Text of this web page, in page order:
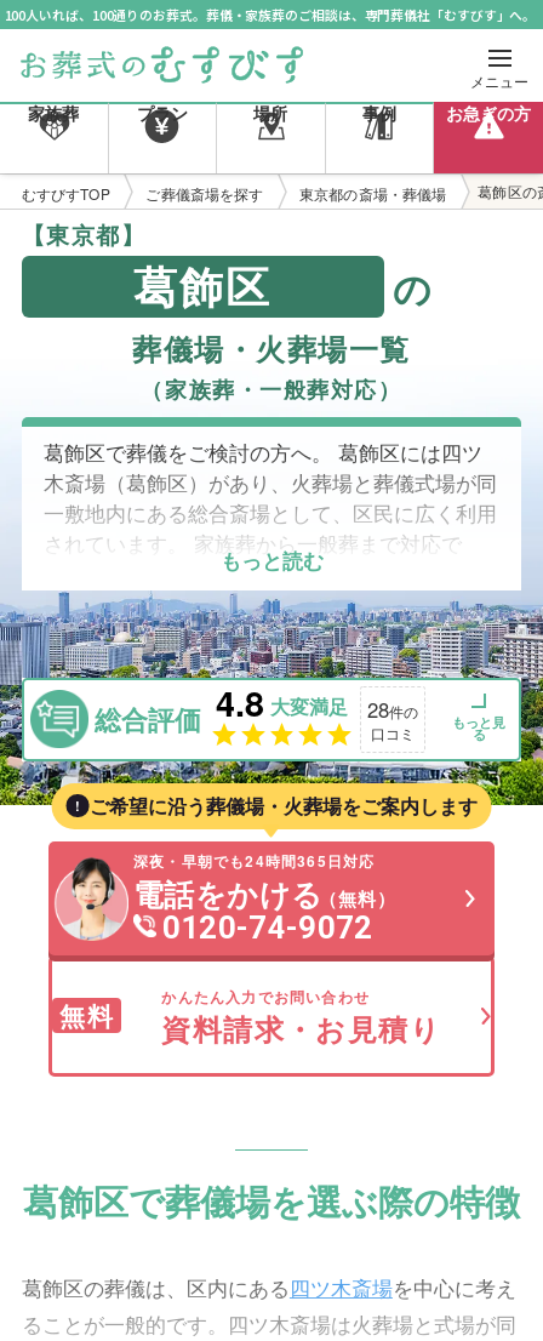
100人いれば、100通りのお葬式。葬儀・家族葬のご相談は、専門葬儀社「むすびす」へ。
メニュー
家族葬 プラン 場所 事例 お急ぎの方
むすびすTOP ご葬儀斎場を探す 東京都の斎場・葬儀場 葛飾区の
【東京都】
葛飾区 の
葬儀場・火葬場一覧
（家族葬・一般葬対応）
葛飾区で葬儀をご検討の方へ。 葛飾区には四ツ
木斎場（葛飾区）があり、火葬場と葬儀式場が同
一敷地内にある総合斎場として、区民に広く利用
されています。 家族葬から一般葬まで対応で
き、移動の負担が少ない点が評価されています。
一方、葛飾区は亀有・金町・堀切・柴又・立石な
ど生活圏が大きく分かれ、 寺院斎場・民営式場
も各エリアに点在しているため、式場の場所や参
列者の動線によって火葬場選びが変わる特徴があ
ります。 このページでは、アクセス・料金の目
安・家族葬の可否を含め、葬祭プランナーが葛飾
区および周辺地域の斎場・火葬場を「比較しなが
ら」分かりやすくご紹介します。
家族葬を検討するにあたり、家族葬とはや家族葬
の費用相場を事前に確認しておくと、斎場選びや
費用面の不安を軽減しやすくなります。
もっと読む
総合評価 4.8 大変満足 28件の
口コミ
もっと見
る
ご希望に沿う葬儀場・火葬場をご案内します
深夜・早朝でも24時間365日対応
電話をかける（無料）
0120-74-9072
無料
かんたん入力でお問い合わせ
資料請求・お見積り
葛飾区で葬儀場を選ぶ際の特徴
葛飾区の葬儀は、区内にある四ツ木斎場を中心に考え
ることが一般的です。四ツ木斎場は火葬場と式場が同